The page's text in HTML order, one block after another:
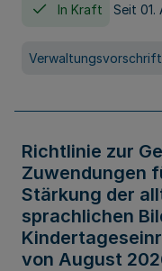
In Kraft Seit 01.
Verwaltungsvorschrift
Richtlinie zur
Zuwendungen
Stärkung der
sprachlichen
von August